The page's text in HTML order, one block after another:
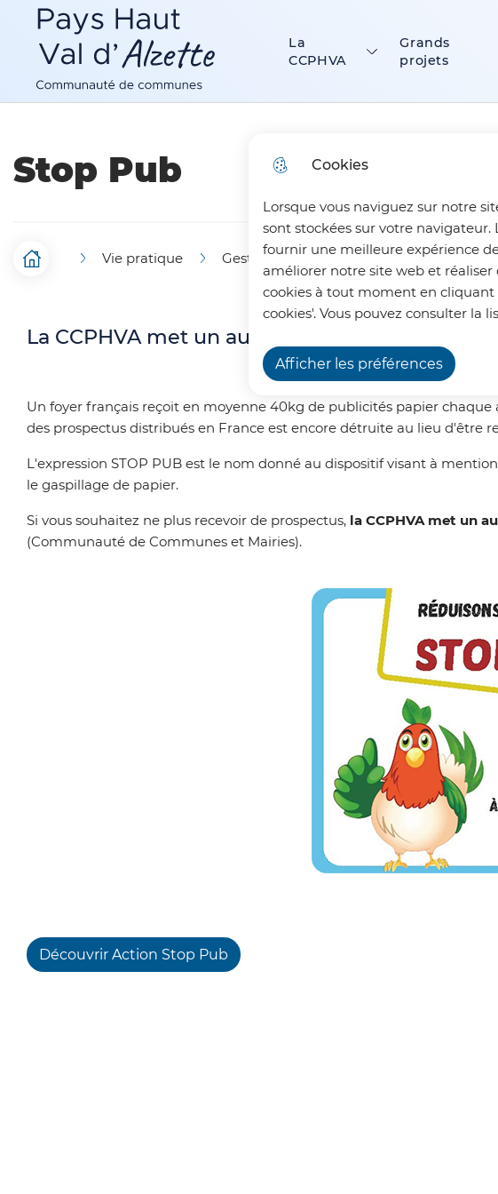
Cookies
Lorsque vous naviguez sur notre
sont stockées sur votre navigateur.
fournir une meilleure expérience
améliorer notre site web et réaliser
cookies à tout moment en cliquant
cookies'. Vous pouvez consulter la
Afficher les préférences
Aller au menu Aller à la recherche Aller au contenu principal
Communauté de Communes Pays Haut Val d’Alzette
a
g
a
t
i
o
n
p
r
i
n
i
p
La
CCPHVA
Grands
projets
Stop Pub
F
A
a
Accueil Vie pratique Gestion des déchets Réduction des
La CCPHVA met un autocollant stop pub à
Un foyer français reçoit en moyenne 40kg de publicités papier
des prospectus distribués en France est encore détruite au lieu d'être
L'expression STOP PUB est le nom donné au dispositif visant à
le gaspillage de papier.
Si vous souhaitez ne plus recevoir de prospectus, la CCPHVA met un
(Communauté de Communes et Mairies).
Découvrir Action Stop Pub